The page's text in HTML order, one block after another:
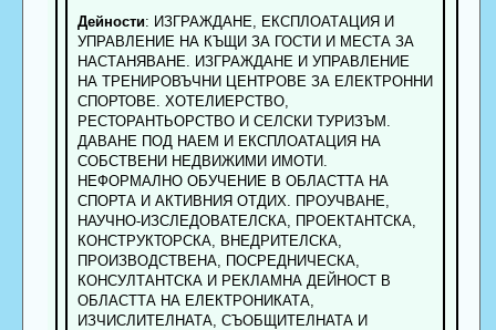
Дейности: ИЗГРАЖДАНЕ, ЕКСПЛОАТАЦИЯ И
УПРАВЛЕНИЕ НА КЪЩИ ЗА ГОСТИ И МЕСТА ЗА
НАСТАНЯВАНЕ. ИЗГРАЖДАНЕ И УПРАВЛЕНИЕ
НА ТРЕНИРОВЪЧНИ ЦЕНТРОВЕ ЗА ЕЛЕКТРОННИ
СПОРТОВЕ. ХОТЕЛИЕРСТВО,
РЕСТОРАНТЬОРСТВО И СЕЛСКИ ТУРИЗЪМ.
ДАВАНЕ ПОД НАЕМ И ЕКСПЛОАТАЦИЯ НА
СОБСТВЕНИ НЕДВИЖИМИ ИМОТИ.
НЕФОРМАЛНО ОБУЧЕНИЕ В ОБЛАСТТА НА
СПОРТА И АКТИВНИЯ ОТДИХ. ПРОУЧВАНЕ,
НАУЧНО-ИЗСЛЕДОВАТЕЛСКА, ПРОЕКТАНТСКА,
КОНСТРУКТОРСКА, ВНЕДРИТЕЛСКА,
ПРОИЗВОДСТВЕНА, ПОСРЕДНИЧЕСКА,
КОНСУЛТАНТСКА И РЕКЛАМНА ДЕЙНОСТ В
ОБЛАСТТА НА ЕЛЕКТРОНИКАТА,
ИЗЧИСЛИТЕЛНАТА, СЪОБЩИТЕЛНАТА И